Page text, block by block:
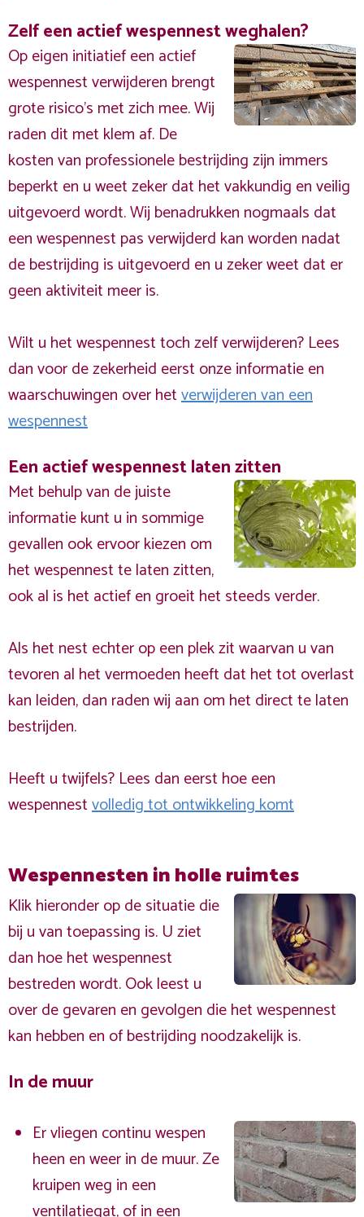
Zelf een actief wespennest weghalen?
Op eigen initiatief een actief
wespennest verwijderen brengt
grote risico’s met zich mee. Wij
raden dit met klem af. De
kosten van professionele bestrijding zijn immers
beperkt en u weet zeker dat het vakkundig en veilig
uitgevoerd wordt. Wij benadrukken nogmaals dat
een wespennest pas verwijderd kan worden nadat
de bestrijding is uitgevoerd en u zeker weet dat er
geen aktiviteit meer is.
Wilt u het wespennest toch zelf verwijderen? Lees
dan voor de zekerheid eerst onze informatie en
waarschuwingen over hetverwijderen van een
wespennest
Een actief wespennest laten zitten
Met behulp van de juiste
informatie kunt u in sommige
gevallen ook ervoor kiezen om
het wespennest te laten zitten,
ook al is het actief en groeit het steeds verder.
Als het nest echter op een plek zit waarvan u van
tevoren al het vermoeden heeft dat het tot overlast
kan leiden, dan raden wij aan om het direct te laten
bestrijden.
Heeft u twijfels? Lees dan eerst hoe een
wespennestvolledig tot ontwikkeling komt
Wespennesten in holle ruimtes
Klik hieronder op de situatie die
bij u van toepassing is. U ziet
dan hoe het wespennest
bestreden wordt. Ook leest u
over de gevaren en gevolgen die het wespennest
kan hebben en of bestrijding noodzakelijk is.
In de muur
Er vliegen continu wespen
heen en weer in de muur. Ze
kruipen weg in een